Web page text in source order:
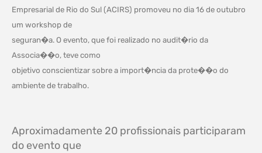
Empresarial de Rio do Sul (ACIRS) promoveu no dia 16 de outubro
um workshop de
seguran�a. O evento, que foi realizado no audit�rio da
Associa��o, teve como
objetivo conscientizar sobre a import�ncia da prote��o do
ambiente de trabalho.
Aproximadamente 20 profissionais participaram
do evento que